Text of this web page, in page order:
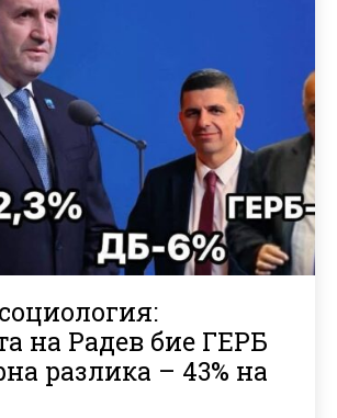
на Радев бие ГЕРБ
разлика – 43% на